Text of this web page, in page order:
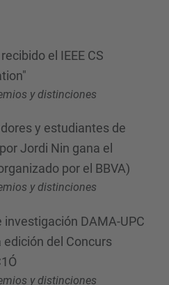
el IEEE CS
y distinciones
y estudiantes de
Jordi Nin gana el
por el BBVA)
y distinciones
investigación DAMA-UPC
del Concurs
y distinciones